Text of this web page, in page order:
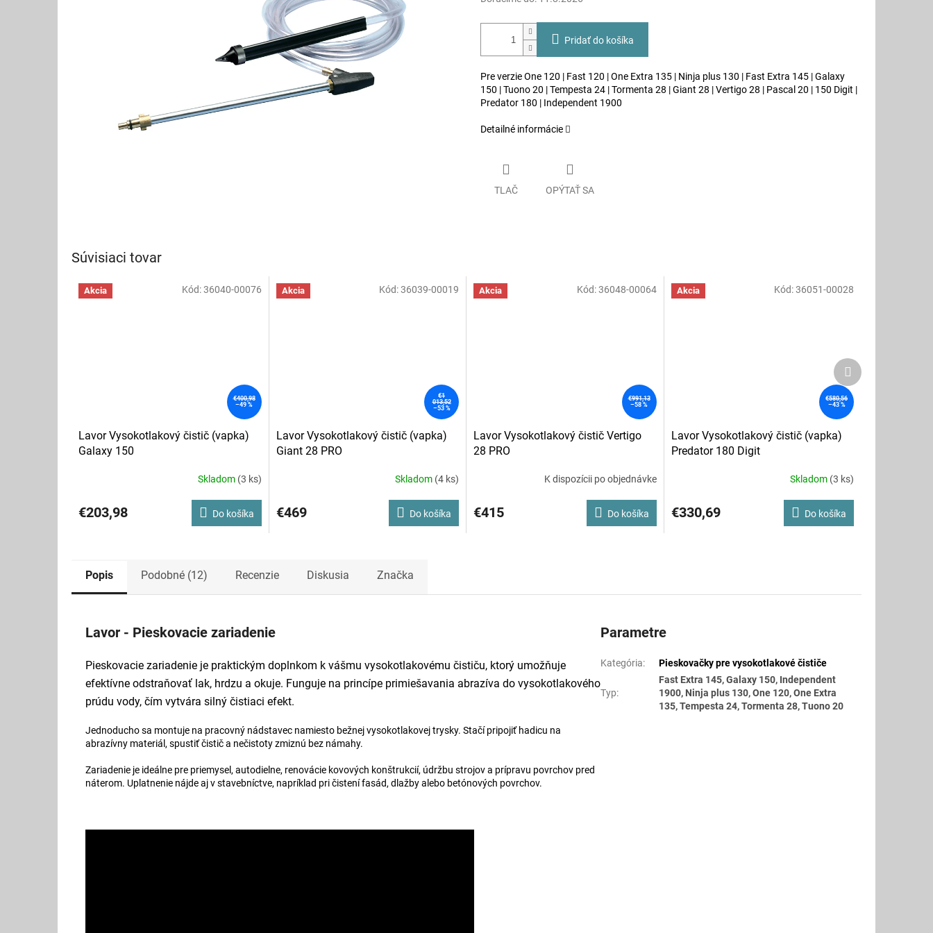
Pridať do košíka
Pre verzie One 120 | Fast 120 | One Extra 135 | Ninja plus 130 | Fast Extra 145 | Galaxy
150 | Tuono 20 | Tempesta 24 | Tormenta 28 | Giant 28 | Vertigo 28 | Pascal 20 | 150 Digit |
Predator 180 | Independent 1900
Detailné informácie
TLAČ OPÝTAŤ SA
Súvisiaci tovar
Akcia
€400,98
–49 %
Lavor Vysokotlakový čistič (vapka)
Galaxy 150
produktu
je
hviezdičiek.
Skladom (3 ks)
€203,98 Do košíka
Kód:36040-00076 Akcia
€1
013,52
–53 %
Lavor Vysokotlakový čistič (vapka)
Giant 28 PRO
produktu
je
hviezdičiek.
Skladom (4 ks)
€469 Do košíka
Kód:36039-00019 Akcia
€991,13
–58 %
Lavor Vysokotlakový čistič Vertigo
28 PRO
K dispozícii po objednávke
€415 Do košíka
Kód:36048-00064 Akcia
€580,56
–43 %
Lavor Vysokotlakový čistič (vapka)
Predator 180 Digit
Skladom (3 ks)
€330,69 Do košíka
Kód:36051-00028
Ďalší
produkt
Popis Podobné (12) Recenzie Diskusia Značka
Lavor - Pieskovacie zariadenie
Pieskovacie zariadenie je praktickým doplnkom k vášmu vysokotlakovému čističu, ktorý umožňuje
efektívne odstraňovať lak, hrdzu a okuje. Funguje na princípe primiešavania abrazíva do vysokotlakového
prúdu vody, čím vytvára silný čistiaci efekt.
Jednoducho sa montuje na pracovný nádstavec namiesto bežnej vysokotlakovej trysky. Stačí pripojiť hadicu na
abrazívny materiál, spustiť čistič a nečistoty zmiznú bez námahy.
Zariadenie je ideálne pre priemysel, autodielne, renovácie kovových konštrukcií, údržbu strojov a prípravu povrchov pred
náterom. Uplatnenie nájde aj v stavebníctve, napríklad pri čistení fasád, dlažby alebo betónových povrchov.
Parametre
Kategória: Pieskovačky pre vysokotlakové čističe
Typ:
Fast Extra 145, Galaxy 150, Independent
1900, Ninja plus 130, One 120, One Extra
135, Tempesta 24, Tormenta 28, Tuono 20